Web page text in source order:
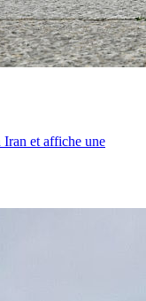
Iran et affiche une